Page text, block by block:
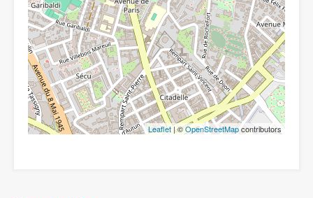
Leaflet| ©OpenStreetMapcontributors